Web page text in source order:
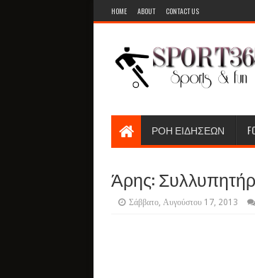
HOME ABOUT CONTACT US
ΡΟΗ ΕΙΔΗΣΕΩΝ
Άρης:
Σάββατο, Αυγούστου 17, 2013